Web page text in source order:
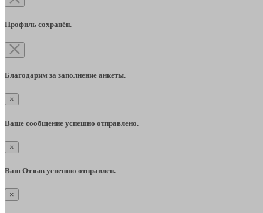
Профиль сохранён.
Благодарим за заполнение анкеты.
×
Ваше сообщение успешно отправлено.
×
Ваш Отзыв успешно отправлен.
×